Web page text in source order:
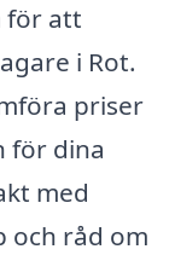
för att
i Rot.
priser
för dina
med
och råd om